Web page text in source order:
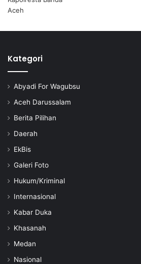
Kategori
Abyadi For Wagubsu
Aceh Darussalam
Berita Pilihan
Daerah
EkBis
Galeri Foto
Hukum/Kriminal
Internasional
Kabar Duka
Khasanah
Medan
Nasional